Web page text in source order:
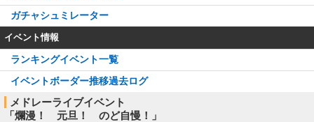
ガチャシュミレーター
イベント情報
ランキングイベント一覧
イベントボーダー推移過去ログ
メドレーライブイベント
「爛漫！ 元旦！ のど自慢！」